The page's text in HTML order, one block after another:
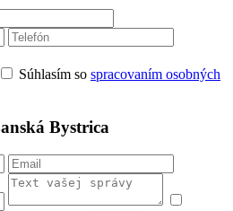
Súhlasím so spracovaním osobných
Bystrica